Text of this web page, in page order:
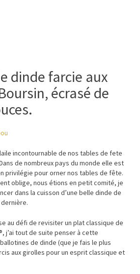
dinde farcie aux
écrasé de
incontournable de nos tables de fete
de nombreux pays du monde elle est
privilégie pour orner nos tables de fête.
oblige, nous étions en petit comité, je
dans la cuisson d’une belle dinde de
dernière.
au défi de revisiter un plat classique de
j’ai tout de suite penser à cette
de dinde (que je fais le plus
aux girolles pour un esprit classique et